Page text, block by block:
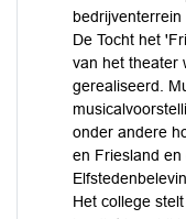
De Tocht het
van het theater
gerealiseerd.
onder andere
en Friesland
Het college